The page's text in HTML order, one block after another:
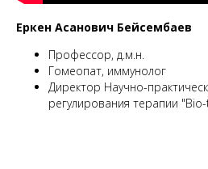
Еркен Асанович Бейсембаев
Профессор, д.м.н.
Гомеопат, иммунолог
Директор Научно-
регулирования терапии